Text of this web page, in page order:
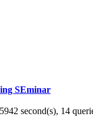
SEminar
second(s), 14